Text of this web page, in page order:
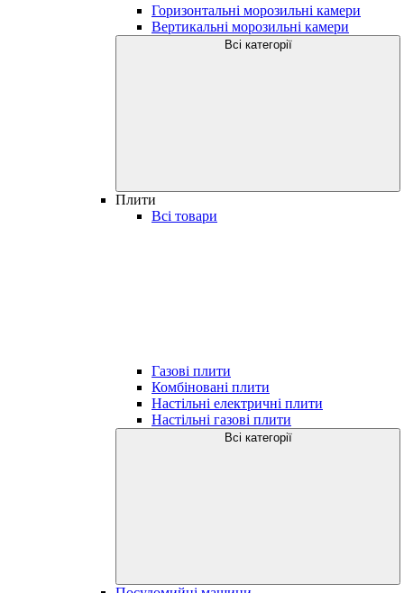
Горизонтальні морозильні камери
Вертикальні морозильні камери
Всі категорії
Плити
Всі товари
Газові плити
Комбіновані плити
Настільні електричні плити
Настільні газові плити
Всі категорії